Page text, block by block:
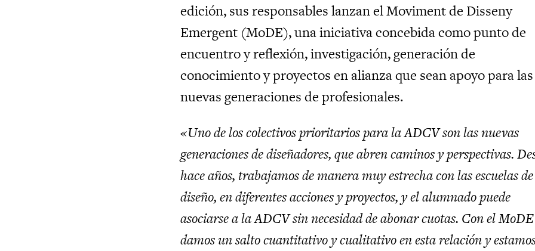
edición, sus responsables lanzan el Moviment de Disseny
Emergent (MoDE), una iniciativa concebida como punto de
encuentro y reflexión, investigación, generación de
conocimiento y proyectos en alianza que sean apoyo para las
nuevas generaciones de profesionales.
«Uno de los colectivos prioritarios para la ADCV son las nuevas
generaciones de diseñadores, que abren caminos y perspectivas.
hace años, trabajamos de manera muy estrecha con las escuelas de
diseño, en diferentes acciones y proyectos, y el alumnado puede
asociarse a la ADCV sin necesidad de abonar cuotas. Con el MoDE
damos un salto cuantitativo y cualitativo en esta relación y